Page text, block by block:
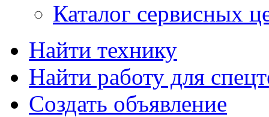
Каталог сервисных
Найти технику
Найти работу для
Создать объявление